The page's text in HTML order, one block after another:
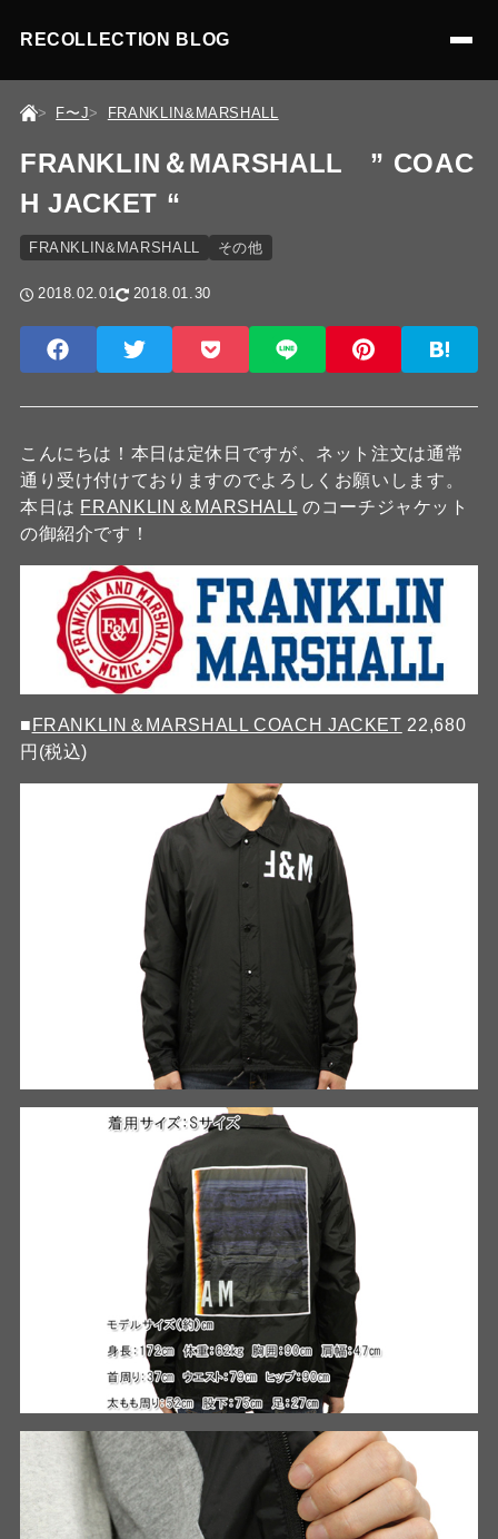
RECOLLECTION BLOG
F〜J FRANKLIN&MARSHALL
FRANKLIN＆MARSHALL ” COAC
H JACKET “
FRANKLIN&MARSHALL その他
2018.02.01 2018.01.30
こんにちは！本日は定休日ですが、ネット注文は通常
通り受け付けておりますのでよろしくお願いします。
本日は FRANKLIN＆MARSHALL のコーチジャケット
の御紹介です！
■ FRANKLIN＆MARSHALL COACH JACKET 22,680
円(税込)